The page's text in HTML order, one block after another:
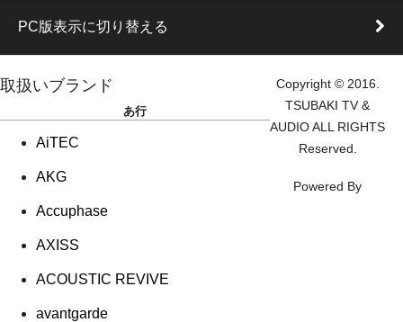
PC版表示に切り替える
取扱いブランド
あ行
AiTEC
AKG
Accuphase
AXISS
ACOUSTIC REVIVE
avantgarde
Copyright © 2016.
TSUBAKI TV &
AUDIO ALL RIGHTS
Reserved.
Powered By